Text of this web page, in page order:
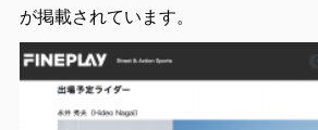
が掲載されています。